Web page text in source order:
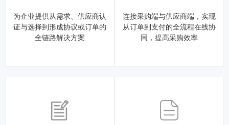
为企业提供从需求、供应商认
证与选择到形成协议或订单的
全链路解决方案
连接采购端与供应商端，实现
从订单到支付的全流程在线协
同，提高采购效率